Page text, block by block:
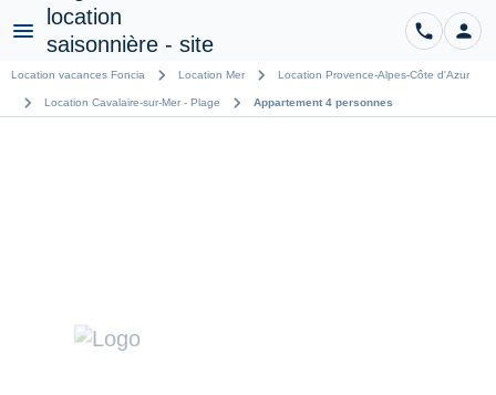
Menu phone person
Location vacances Foncia chevron_right Location Mer chevron_right Location Provence-Alpes-Côte d'Azur
chevron_right Location Cavalaire-sur-Mer - Plage chevron_right Appartement 4 personnes